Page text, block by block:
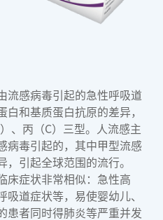
流感病毒引起的急性呼吸道
白和基质蛋白抗原的差异，
、丙（C）三型。人流感主
病毒引起的，其中甲型流感
，引起全球范围的流行。
床症状非常相似：急性高
吸道症状等，易使婴幼儿、
患者同时得肺炎等严重并发